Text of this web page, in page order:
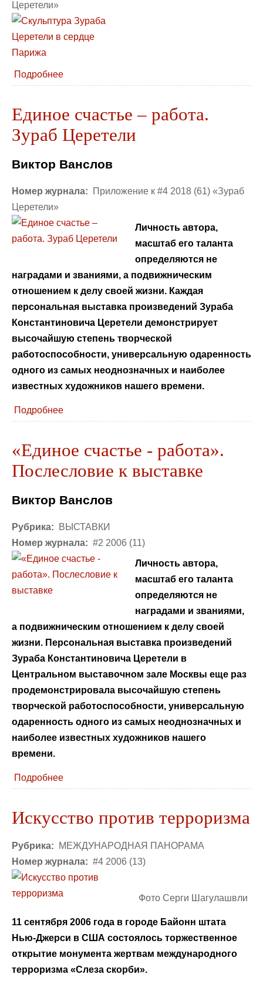
Церетели»
Подробнее
Единое счастье – работа.
Зураб Церетели
Виктор Ванслов
Номер журнала:
Приложение к #4 2018 (61) «Зураб
Церетели»
Личность автора,
масштаб его таланта
определяются не
наградами и званиями, а подвижническим
отношением к делу своей жизни. Каждая
персональная выставка произведений Зураба
Константиновича Церетели демонстрирует
высочайшую степень творческой
работоспособности, универсальную одаренность
одного из самых неоднозначных и наиболее
известных художников нашего времени.
Подробнее
«Единое счастье - работа».
Послесловие к выставке
Виктор Ванслов
Рубрика:
ВЫСТАВКИ
Номер журнала: #2 2006 (11)
Личность автора,
масштаб его таланта
определяются не
наградами и званиями,
а подвижническим отношением к делу своей
жизни. Персональная выставка произведений
Зураба Константиновича Церетели в
Центральном выставочном зале Москвы еще раз
продемонстрировала высочайшую степень
творческой работоспособности, универсальную
одаренность одного из самых неоднозначных и
наиболее известных художников нашего
времени.
Подробнее
Искусство против терроризма
Рубрика:
МЕЖДУНАРОДНАЯ ПАНОРАМА
Номер журнала: #4 2006 (13)
Фото Серги Шагулашвли
11 сентября 2006 года в городе Байонн штата
Нью-Джерси в США состоялось торжественное
открытие монумента жертвам международного
терроризма «Слеза скорби».